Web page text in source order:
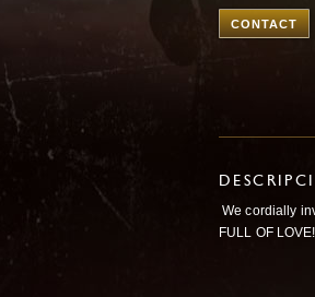
CONTACT
We cordially
FULL OF LOVE!